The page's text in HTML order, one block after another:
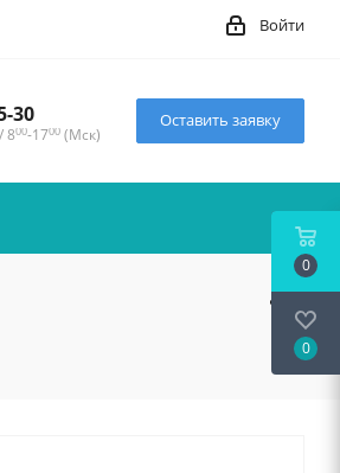
Войти
30
/ 800-1700 (Мск)
Оставить заявку
0
0